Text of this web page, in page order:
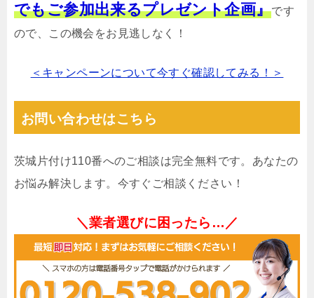
でもご参加出来るプレゼント企画』です
ので、この機会をお見逃しなく！
＜キャンペーンについて今すぐ確認してみる！＞
お問い合わせはこちら
茨城片付け110番へのご相談は完全無料です。あなたの
お悩み解決します。今すぐご相談ください！
＼業者選びに困ったら…／